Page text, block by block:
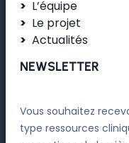
L’équipe
Le projet
Actualités
NEWSLETTER
Vous souhaitez
type ressources